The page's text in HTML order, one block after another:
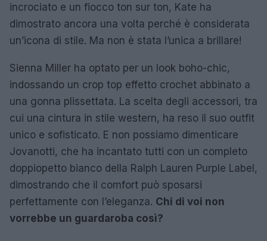
incrociato e un fiocco ton sur ton, Kate ha
dimostrato ancora una volta perché è considerata
un’icona di stile. Ma non è stata l’unica a brillare!
Sienna Miller ha optato per un look boho-chic,
indossando un crop top effetto crochet abbinato a
una gonna plissettata. La scelta degli accessori, tra
cui una cintura in stile western, ha reso il suo outfit
unico e sofisticato. E non possiamo dimenticare
Jovanotti, che ha incantato tutti con un completo
doppiopetto bianco della Ralph Lauren Purple Label,
dimostrando che il comfort può sposarsi
perfettamente con l’eleganza. Chi di voi non
vorrebbe un guardaroba così?